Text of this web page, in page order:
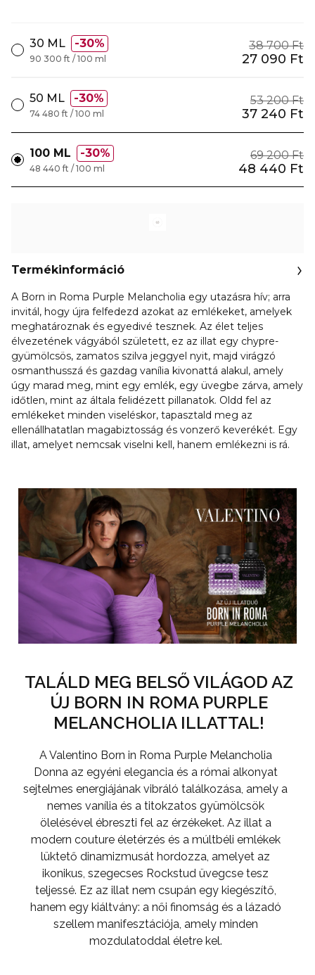
30 ML 30% 38 700 Ft
27 090 Ft
90 300 ft / 100 ml
50 ML 30% 53 200 Ft
37 240 Ft
74 480 ft / 100 ml
100 ML 30% 69 200 Ft
48 440 Ft
48 440 ft / 100 ml
Termékinformáció
A Born in Roma Purple Melancholia egy utazásra hív; arra
invitál, hogy újra felfedezd azokat az emlékeket, amelyek
meghatároznak és egyedivé tesznek. Az élet teljes
élvezetének vágyából született, ez az illat egy chypre-
gyümölcsös, zamatos szilva jeggyel nyit, majd virágzó
osmanthusszá és gazdag vanília kivonattá alakul, amely
úgy marad meg, mint egy emlék, egy üvegbe zárva, amely
időtlen, mint az általa felidézett pillanatok. Oldd fel az
emlékeket minden viseléskor, tapasztald meg az
ellenállhatatlan magabiztosság és vonzerő keverékét. Egy
illat, amelyet nemcsak viselni kell, hanem emlékezni is rá.
TALÁLD MEG BELSŐ VILÁGOD AZ
ÚJ BORN IN ROMA PURPLE
MELANCHOLIA ILLATTAL!
A Valentino Born in Roma Purple Melancholia
Donna az egyéni elegancia és a római alkonyat
sejtelmes energiájának vibráló találkozása, amely a
nemes vanília és a titokzatos gyümölcsök
ölelésével ébreszti fel az érzékeket. Az illat a
modern couture életérzés és a múltbéli emlékek
lüktető dinamizmusát hordozza, amelyet az
ikonikus, szegecses Rockstud üvegcse tesz
teljessé. Ez az illat nem csupán egy kiegészítő,
hanem egy kiáltvány: a női finomság és a lázadó
szellem manifesztációja, amely minden
mozdulatoddal életre kel.